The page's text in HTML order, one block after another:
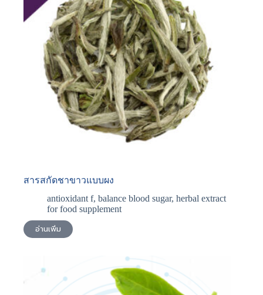
สารสกัดชาขาวแบบผง
antioxidant f, balance blood sugar, herbal extract
for food supplement
อ่านเพิ่ม